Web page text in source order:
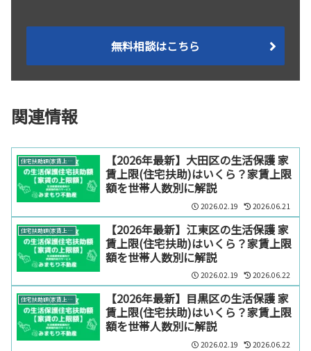
無料相談はこちら
関連情報
住宅扶助額(家賃上限)【エリア別】
【2026年最新】大田区の生活保護 家
賃上限(住宅扶助)はいくら？家賃上限
額を世帯人数別に解説
2026.02.19 2026.06.21
住宅扶助額(家賃上限)【エリア別】
【2026年最新】江東区の生活保護 家
賃上限(住宅扶助)はいくら？家賃上限
額を世帯人数別に解説
2026.02.19 2026.06.22
住宅扶助額(家賃上限)【エリア別】
【2026年最新】目黒区の生活保護 家
賃上限(住宅扶助)はいくら？家賃上限
額を世帯人数別に解説
2026.02.19 2026.06.22